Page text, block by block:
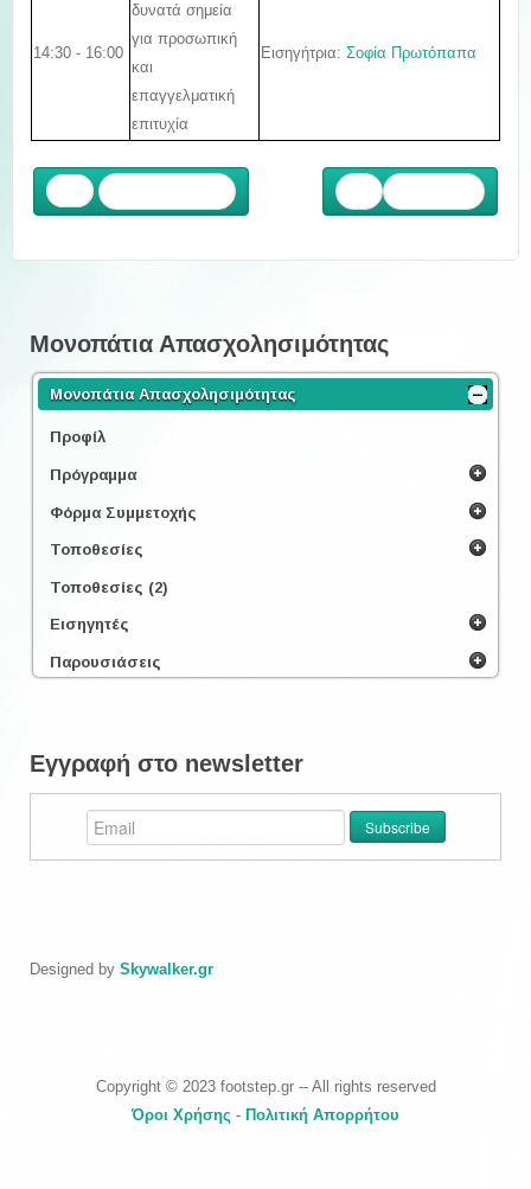
14:30 - 16:00
δυνατά σημεία
για προσωπική
και
επαγγελματική
επιτυχία
Εισηγήτρια: Σοφία Πρωτόπαπα
Μονοπάτια Απασχολησιμότητας
Μονοπάτια Απασχολησιμότητας
Προφίλ
Πρόγραμμα
Φόρμα Συμμετοχής
Τοποθεσίες
Τοποθεσίες (2)
Εισηγητές
Παρουσιάσεις
Εγγραφή στο newsletter
Designed by Skywalker.gr
Copyright © 2023 footstep.gr -- All rights reserved
Όροι Χρήσης - Πολιτική Απορρήτου